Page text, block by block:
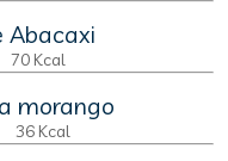
Abacaxi
70 Kcal
morango
36 Kcal